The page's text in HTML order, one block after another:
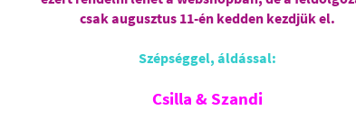
AJÁNDÉKCSOMAGOK
SPIRIT OF OM
csak augusztus 11-én kedden kezdjük el.
Szépséggel, áldással:
Csilla & Szandi